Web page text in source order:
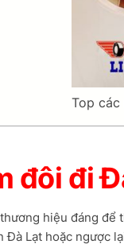
Top các
đôi đi
hiệu đáng
Lạt hoặc ngược